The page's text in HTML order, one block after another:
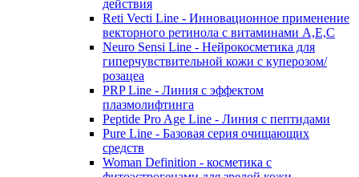
действия
Reti Vecti Line - Инновационное применение
векторного ретинола с витаминами A,Е,С
Neuro Sensi Line - Нейрокосметика для
гиперчувствительной кожи с куперозом/
розацеа
PRP Line - Линия с эффектом
плазмолифтинга
Peptide Pro Age Line - Линия с пептидами
Pure Line - Базовая серия очищающих
средств
Woman Definition - косметика с